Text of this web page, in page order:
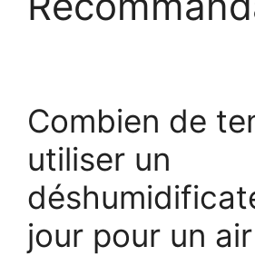
Combien de
utiliser un
jour pour un